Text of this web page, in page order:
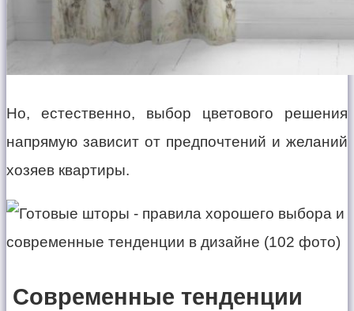
Но, естественно, выбор цветового решения
напрямую зависит от предпочтений и желаний
хозяев квартиры.
Современные тенденции